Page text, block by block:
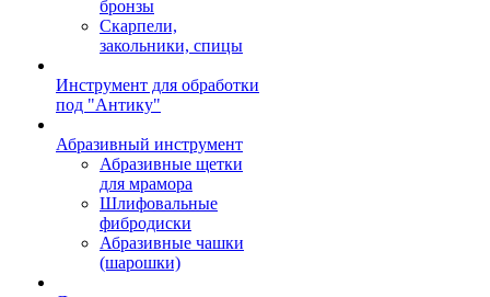
бронзы
Скарпели,
закольники, спицы
Инструмент для обработки
под "Антику"
Абразивный инструмент
Абразивные щетки
для мрамора
Шлифовальные
фибродиски
Абразивные чашки
(шарошки)